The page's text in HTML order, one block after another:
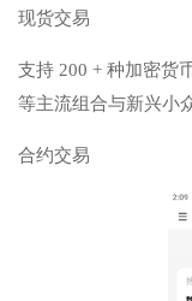
现货交易
支持 200 + 种加密货
等主流组合与新兴小
合约交易